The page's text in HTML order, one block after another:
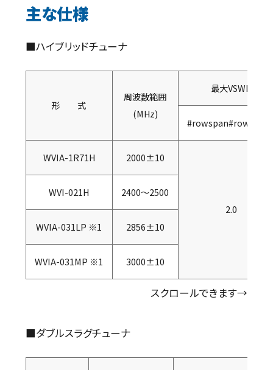
主な仕様
■ハイブリッドチューナ
形 式
周波数範囲
(MHz)
最大VSWR
WVIA-1R71H 2000±10
2.0
WVI-021H 2400～2500
WVIA-031LP ※1 2856±10
WVIA-031MP ※1 3000±10
スクロールできます→
■ダブルスラグチューナ